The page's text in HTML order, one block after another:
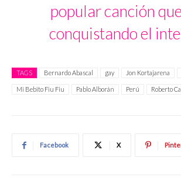
popular canción
conquistando el
TAGS Bernardo Abascal gay Jon Kortajarena
Mi Bebito Fiu Fiu Pablo Alborán Perú Roberto
Facebook X